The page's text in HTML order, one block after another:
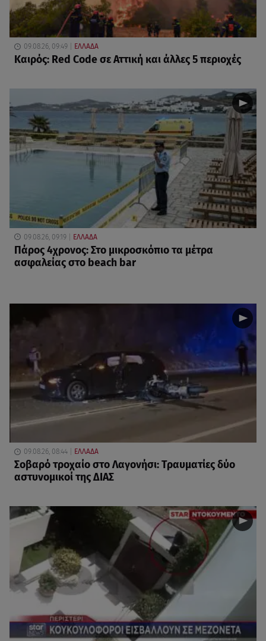
09.08.26, 09:49 ΕΛΛΑΔΑ
Καιρός: Red Code σε Αττική και άλλες 5 περιοχές
09.08.26, 09:19 ΕΛΛΑΔΑ
Πάρος 4χρονος: Στο μικροσκόπιο τα μέτρα
ασφαλείας στο beach bar
09.08.26, 08:44 ΕΛΛΑΔΑ
Σοβαρό τροχαίο στο Λαγονήσι: Τραυματίες δύο
αστυνομικοί της ΔΙΑΣ